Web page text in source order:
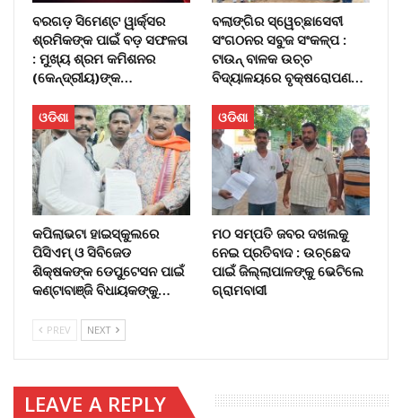
ବରଗଡ଼ ସିମେଣ୍ଟ ୱାର୍କ୍ସର
ଶ୍ରମିକଙ୍କ ପାଇଁ ବଡ଼ ସଫଳତା
: ମୁଖ୍ୟ ଶ୍ରମ କମିଶନର
(କେନ୍ଦ୍ରୀୟ)ଙ୍କ…
ବଲାଙ୍ଗିର ସ୍ୱେଚ୍ଛାସେବୀ
ସଂଗଠନର ସବୁଜ ସଂକଳ୍ପ :
ଟାଉନ୍ ବାଳକ ଉଚ୍ଚ
ବିଦ୍ୟାଳୟରେ ବୃକ୍ଷରୋପଣ…
ଓଡିଶା
କପିଲାଭଟା ହାଇସ୍କୁଲରେ
ପିସିଏମ୍ ଓ ସିବିଜେଡ
ଶିକ୍ଷକଙ୍କ ଡେପୁଟେସନ ପାଇଁ
କଣ୍ଟାବାଞ୍ଜି ବିଧାୟକଙ୍କୁ…
ଓଡିଶା
ମଠ ସମ୍ପତି ଜବର ଦଖଲକୁ
ନେଇ ପ୍ରତିବାଦ : ଉଚ୍ଛେଦ
ପାଇଁ ଜିଲ୍ଲାପାଳଙ୍କୁ ଭେଟିଲେ
ଗ୍ରାମବାସୀ
PREV NEXT
LEAVE A REPLY